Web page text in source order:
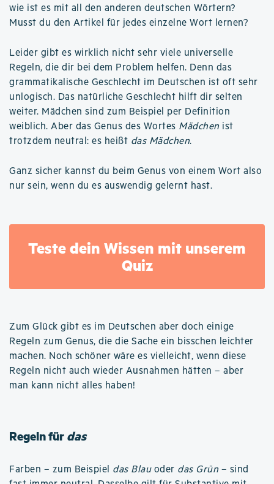
wie ist es mit all den anderen deutschen Wörtern?
Musst du den Artikel für jedes einzelne Wort lernen?
Leider gibt es wirklich nicht sehr viele universelle
Regeln, die dir bei dem Problem helfen. Denn das
grammatikalische Geschlecht im Deutschen ist oft sehr
unlogisch. Das natürliche Geschlecht hilft dir selten
weiter. Mädchen sind zum Beispiel per Definition
weiblich. Aber das Genus des Wortes Mädchen ist
trotzdem neutral: es heißt das Mädchen.
Ganz sicher kannst du beim Genus von einem Wort also
nur sein, wenn du es auswendig gelernt hast.
Teste dein Wissen mit unserem
Quiz
Zum Glück gibt es im Deutschen aber doch einige
Regeln zum Genus, die die Sache ein bisschen leichter
machen. Noch schöner wäre es vielleicht, wenn diese
Regeln nicht auch wieder Ausnahmen hätten – aber
man kann nicht alles haben!
Regeln fürdas
Farben – zum Beispiel das Blauoder das Grün – sind